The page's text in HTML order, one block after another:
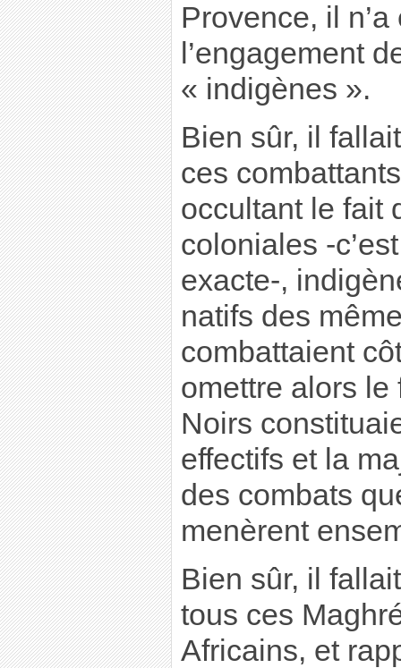
Provence, il
l’engagement
« indigènes ».
Bien sûr, il
ces
occultant le fait
coloniales -
exacte-,
natifs des
combattaient
omettre alors
Noirs
effectifs et la
des combats
menèrent
Bien sûr, il
tous ces
Africains, et